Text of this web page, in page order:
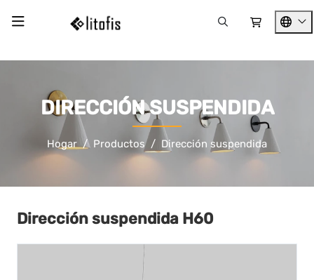
DIRECCIÓN SUSPENDIDA
Hogar Productos Dirección suspendida
Dirección suspendida H60